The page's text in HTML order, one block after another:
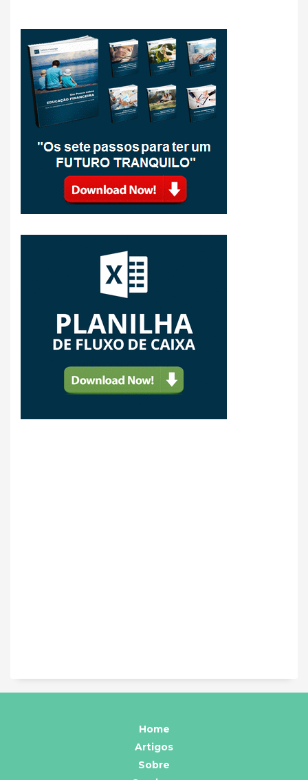
Home
Artigos
Sobre